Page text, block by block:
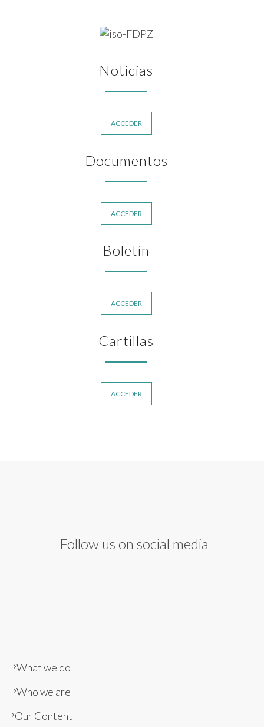
Noticias
ACCEDER
Documentos
ACCEDER
Boletín
ACCEDER
Cartillas
ACCEDER
Follow us on social media
What we do
Who we are
Our Content